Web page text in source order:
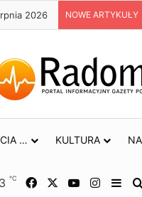
2026 NOWE ARTYKUŁY
… KULTURA
℃ Facebook YouTube